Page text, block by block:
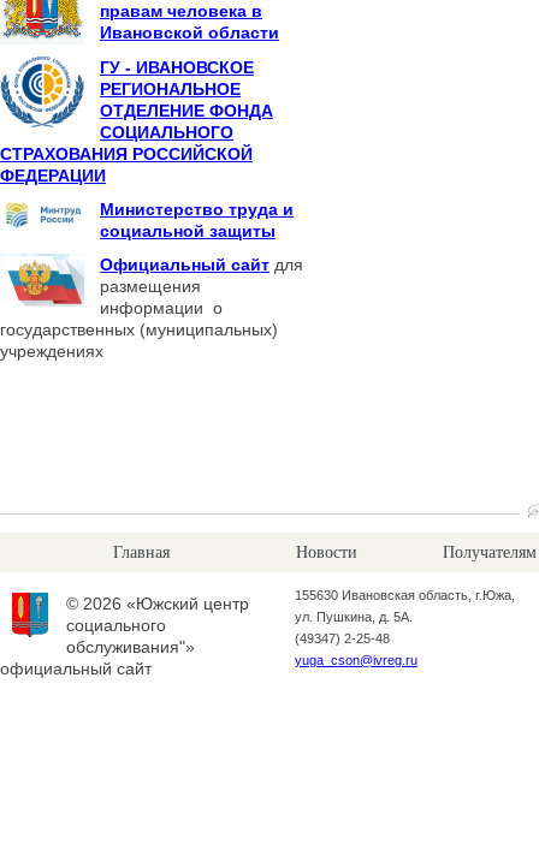
правам человека в
Ивановской области
ГУ - ИВАНОВСКОЕ
РЕГИОНАЛЬНОЕ
ОТДЕЛЕНИЕ ФОНДА
СОЦИАЛЬНОГО
СТРАХОВАНИЯ РОССИЙСКОЙ
ФЕДЕРАЦИИ
Министерство труда и
социальной защиты
Официальный сайт для
размещения
информации о
государственных (муниципальных)
учреждениях
Главная Новости Получателям
© 2026 «Южский центр
социального
обслуживания"»
официальный сайт
155630 Ивановская область, г.Южа,
ул. Пушкина, д. 5А.
(49347) 2-25-48
yuga_cson@ivreg.ru